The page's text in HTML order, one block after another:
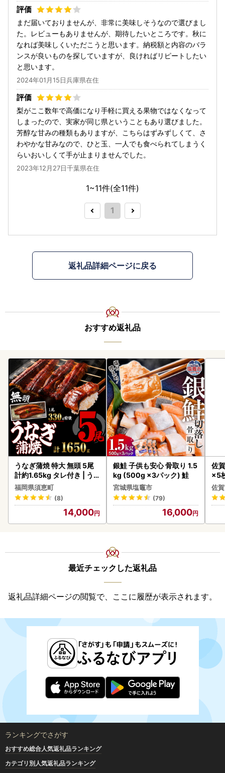
まだ届いておりませんが、非常に美味しそうなので選びまし
た。レビューもありませんが、期待したいところです。秋に
なれば美味しくいただこうと思います。納税額と内容のバラ
ンスが良いものを探していますが、良ければリピートしたい
と思います。
2024年01月15日兵庫県在住
梨がここ数年で高価になり手軽に買える果物ではなくなって
しまったので、実家が同じ県ということもあり選びました。
芳醇な甘みの種類もありますが、こちらはずみずしくて、さ
わやかな甘みなので、ひと玉、一人でも食べられてしまうく
らいおいしくて手が止まりませんでした。
2023年12月27日千葉県在住
1~11件(全11件)
1
返礼品詳細ページに戻る
おすすめ返礼品
うなぎ蒲焼 特大 無頭 5尾
計約1.65kg タレ付き | う
なぎ蒲焼
福岡県須恵町
(8)
14,000
銀鮭 子供も安心 骨取り 1.5
kg (500g ×3パック) 鮭
宮城県塩竈市
(79)
16,000
佐
×5
佐
最近チェックした返礼品
返礼品詳細ページの閲覧で、ここに履歴が表示されます。
ランキングでさがす
おすすめ総合人気返礼品ランキング
カテゴリ別人気返礼品ランキング